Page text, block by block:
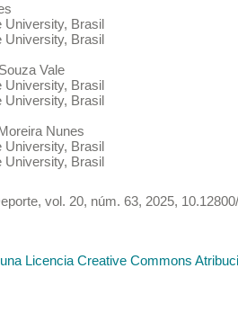
University, Brasil
University, Brasil
Vale
University, Brasil
University, Brasil
Nunes
University, Brasil
University, Brasil
, vol. 20, núm. 63, 2025,
Licencia Creative Commons